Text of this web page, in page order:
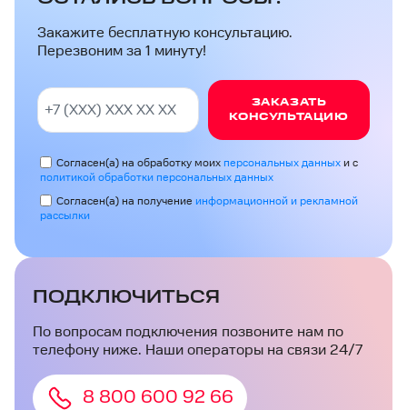
Закажите бесплатную консультацию.
Перезвоним за 1 минуту!
ЗАКАЗАТЬ
КОНСУЛЬТАЦИЮ
Согласен(а) на обработку моих персональных данных и с
политикой обработки персональных данных
Согласен(а) на получение информационной и рекламной
рассылки
ПОДКЛЮЧИТЬСЯ
По вопросам подключения позвоните нам по
телефону ниже. Наши операторы на связи 24/7
8 800 600 92 66